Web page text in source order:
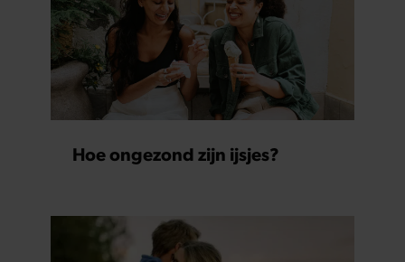
Hoe ongezond zijn ijsjes?